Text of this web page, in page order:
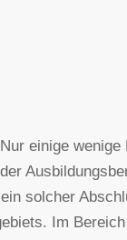
einige wenige
solcher
Im